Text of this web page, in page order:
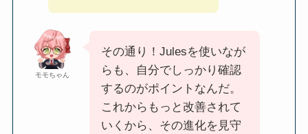
モモちゃん
その通り！Julesを使いなが
らも、自分でしっかり確認
するのがポイントなんだ。
これからもっと改善されて
いくから、その進化を見守